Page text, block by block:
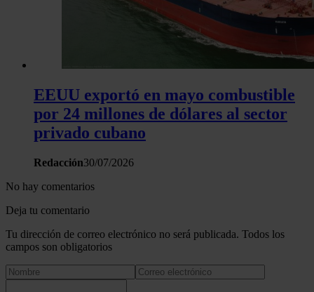
EEUU exportó en mayo combustible
por 24 millones de dólares al sector
privado cubano
Redacción30/07/2026
No hay comentarios
Deja tu comentario
Tu dirección de correo electrónico no será publicada. Todos los
campos son obligatorios